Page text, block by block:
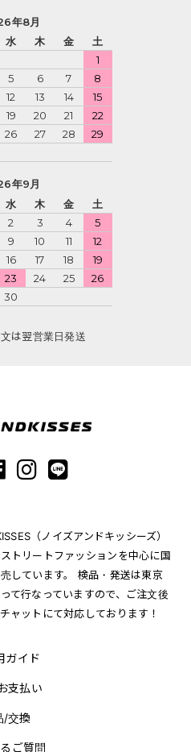
年8月
水 木 金
土
1
5 6 7
8
12 13 14
15
19 20 21
22
26 27 28
29
年9月
水 木 金
土
2 3 4
5
9 10 11
12
16 17 18
19
23 24 25
26
30
は翌営業日発送
（ノイズアンドキッシーズ）
トリートファッションを中心に国
しています。 検品・発送は東京
て行なっていますので、ご注文後
ャットにて対応しております！
ガイド
支払い
/交換
ご質問